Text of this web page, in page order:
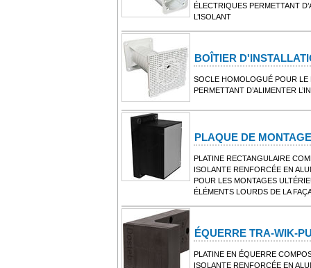
ÉLECTRIQUES PERMETTANT
L’ISOLANT
BOÎTIER
SOCLE HOMOLOGUÉ POUR LE
PERMETTANT D’ALIMENTER
PLAQUE DE
PLATINE RECTANGULAIRE
ISOLANTE RENFORCÉE EN
POUR LES MONTAGES
ÉLÉMENTS LOURDS DE LA
ÉQUERRE TRA-WIK-
PLATINE EN ÉQUERRE
ISOLANTE RENFORCÉE EN